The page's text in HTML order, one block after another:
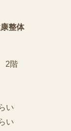
整体
2階
い
い